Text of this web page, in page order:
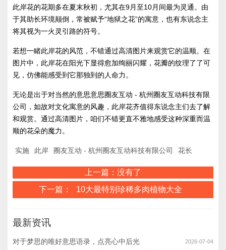
此岸花的花期多在夏末秋初，尤其在9月至10月间最为灵通。由
于其助长环境颠倒，常被赋予“地狱之花”的寓意，也有东说念主
将其视为一火灵引路的符号。
若想一睹此岸花的风范，不错通过高清图片来观赏它的温顺。在
图片中，此岸花在阳光下显得愈加绚丽闪耀，花瓣的纹理了了可
见，仿佛能感受到它那独到的人命力。
无论是出于对当然的意思意思圈友互动 - 杭州圈友互动科技有限
公司，如故对文化寓意的风趣，此岸花齐值得东说念主们去了解
和观赏。通过高清图片，咱们不错更直不雅地感受这种深重而温
顺的花朵的魔力。
实施 此岸 圈友互动 - 杭州圈友互动科技有限公司 花长
上一篇：没有了
下一篇：
10大最特别珍稀多肉植物大全
最新资讯
2026-07-04
对于梦思的唯好意思语录，点亮心中后光